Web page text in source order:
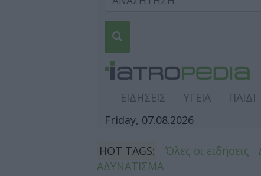
ΕΙΔΗΣΕΙΣ ΥΓΕΙΑ ΠΑΙΔΙ
Friday, 07.08.2026
HOT TAGS: Όλες οι ειδήσεις
ΑΔΥΝΑΤΙΣΜΑ